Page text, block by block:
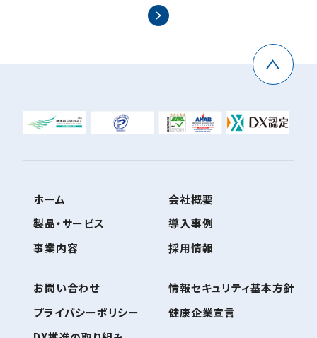
ホーム
製品・サービス
事業内容
会社概要
導入事例
採用情報
お問い合わせ
プライバシーポリシー
情報セキュリティ基本方針
健康企業宣言